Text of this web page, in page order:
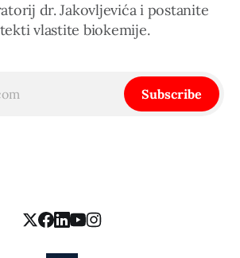
dr. Jakovljevića i postanite
vlastite biokemije.
Subscribe